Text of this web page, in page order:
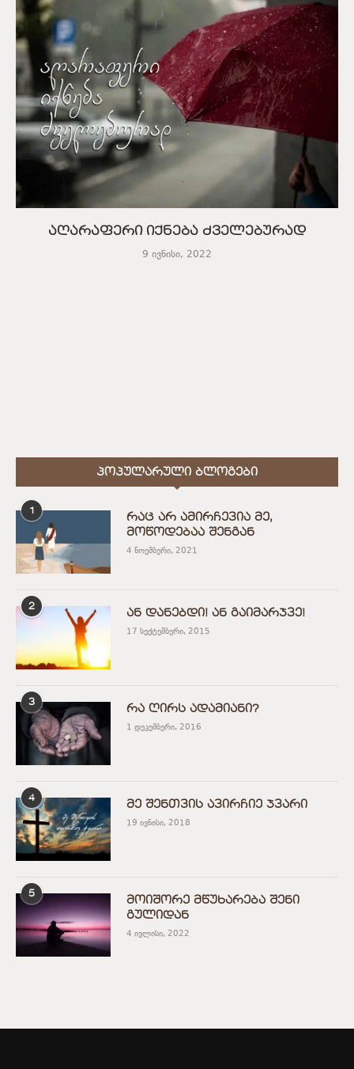
აღარაფერი იქნება ძველებურად
9 ივნისი, 2022
ᲞᲝᲞᲣᲚᲐᲠᲣᲚᲘ ᲑᲚᲝᲒᲔᲑᲘ
1
რაც არ ამირჩევია მე,
მოწოდებაა შენგან
4 ნოემბერი, 2021
2
ან დანებდი! ან გაიმარჯვე!
17 სექტემბერი, 2015
3
რა ღირს ადამიანი?
1 დეკემბერი, 2016
4
მე შენთვის ავირჩიე ჯვარი
19 ივნისი, 2018
5
მოიშორე მწუხარება შენი
გულიდან
4 ივლისი, 2022